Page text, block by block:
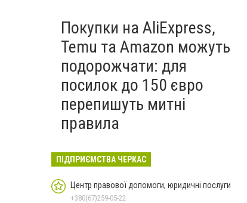
Покупки на AliExpress,
Temu та Amazon можуть
подорожчати: для
посилок до 150 євро
перепишуть митні
правила
ПІДПРИЄМСТВА ЧЕРКАС
Центр правової допомоги, юридичні послуги
+380(67)259-05-22